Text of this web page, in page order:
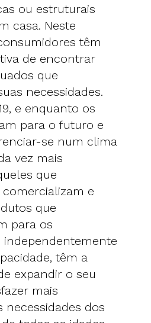
ou estruturais
casa. Neste
têm
de encontrar
que
necessidades.
e enquanto os
para o futuro e
se num clima
vez mais
que
e
que
para os
independentemente
têm a
expandir o seu
mais
necessidades dos